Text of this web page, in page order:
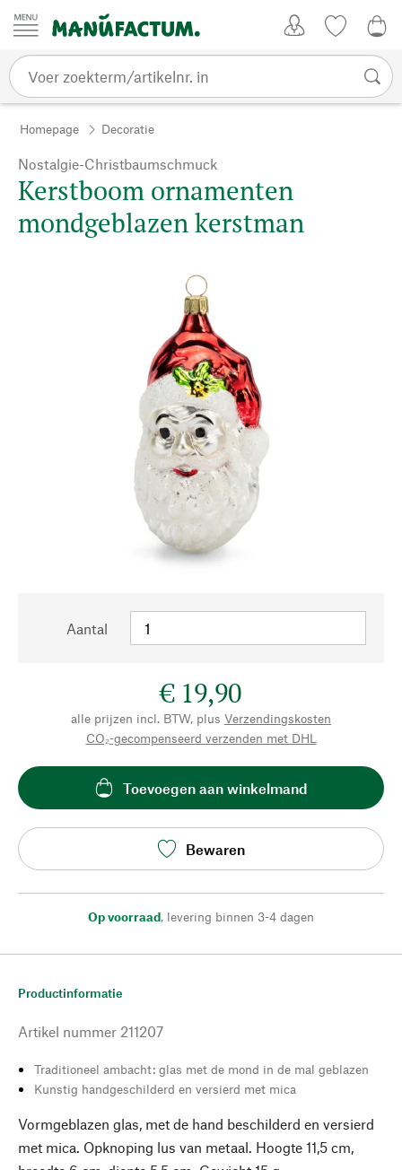
Passer au contenu
Homepage Decoratie
Nostalgie-Christbaumschmuck
Kerstboom ornamenten
mondgeblazen kerstman
Aantal
€ 19,90
alle prijzen incl. BTW, plus Verzendingskosten
CO₂-gecompenseerd verzenden met DHL
Toevoegen aan winkelmand
Bewaren
Op voorraad, levering binnen 3-4 dagen
Productinformatie
Artikel nummer 211207
Traditioneel ambacht: glas met de mond in de mal geblazen
Kunstig handgeschilderd en versierd met mica
Vormgeblazen glas, met de hand beschilderd en versierd
met mica. Opknoping lus van metaal. Hoogte 11,5 cm,